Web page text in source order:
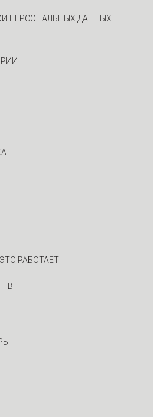
ПЕРСОНАЛЬНЫХ ДАННЫХ
РАБОТАЕТ
ТВ